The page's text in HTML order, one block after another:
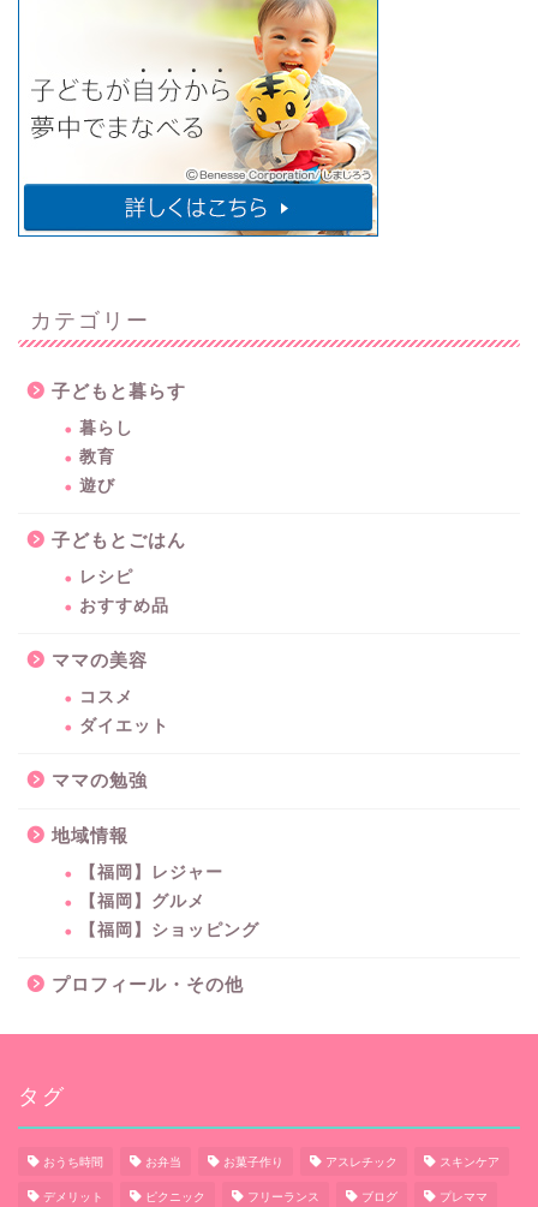
カテゴリー
子どもと暮らす
暮らし
教育
遊び
子どもとごはん
レシピ
おすすめ品
ママの美容
コスメ
ダイエット
ママの勉強
地域情報
【福岡】レジャー
【福岡】グルメ
【福岡】ショッピング
プロフィール・その他
タグ
おうち時間 お弁当 お菓子作り アスレチック スキンケア
デメリット ピクニック フリーランス ブログ プレママ